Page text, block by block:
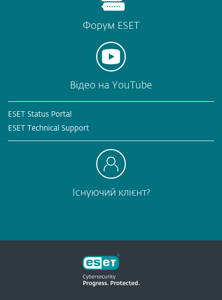
Форум ESET
Відео на YouTube
ESET Status Portal
ESET Technical Support
Існуючий клієнт?